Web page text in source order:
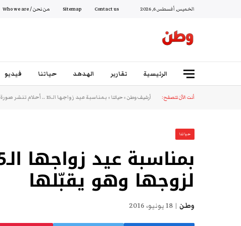
الخميس, أغسطس 6, 2026 Contact us
Sitemap من نحن / Who we are
الرئيسية تقارير الهدهد حياتنا فيديو
أنت الآن تتصفح: أرشيف وطن»حياتنا»بمناسبة عيد زواجها الـ15 .. أحلام تنشر صورة لزوجها وهو يقبّلها
حياتنا
لزوجها وهو يقبّلها
وطن 18 يونيو، 2016